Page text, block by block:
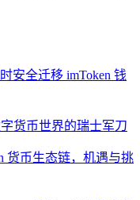
安全迁移 imToken 钱
货币世界的瑞士军刀
货币生态链，机遇与挑